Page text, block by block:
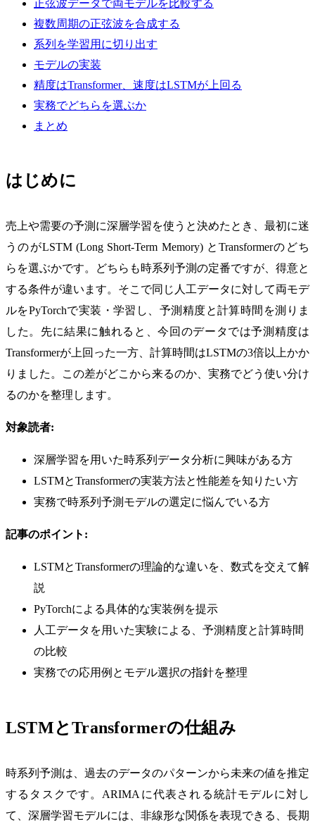
正弦波データで両モデルを比較する
複数周期の正弦波を合成する
系列を学習用に切り出す
モデルの実装
精度はTransformer、速度はLSTMが上回る
実務でどちらを選ぶか
まとめ
はじめに
売上や需要の予測に深層学習を使うと決めたとき、最初に迷
うのがLSTM (Long Short-Term Memory) とTransformerのどち
らを選ぶかです。どちらも時系列予測の定番ですが、得意と
する条件が違います。そこで同じ人工データに対して両モデ
ルをPyTorchで実装・学習し、予測精度と計算時間を測りま
した。先に結果に触れると、今回のデータでは予測精度は
Transformerが上回った一方、計算時間はLSTMの3倍以上かか
りました。この差がどこから来るのか、実務でどう使い分け
るのかを整理します。
対象読者:
深層学習を用いた時系列データ分析に興味がある方
LSTMとTransformerの実装方法と性能差を知りたい方
実務で時系列予測モデルの選定に悩んでいる方
記事のポイント:
LSTMとTransformerの理論的な違いを、数式を交えて解
説
PyTorchによる具体的な実装例を提示
人工データを用いた実験による、予測精度と計算時間
の比較
実務での応用例とモデル選択の指針を整理
LSTMとTransformerの仕組み
時系列予測は、過去のデータのパターンから未来の値を推定
するタスクです。ARIMAに代表される統計モデルに対し
て、深層学習モデルには、非線形な関係を表現できる、長期